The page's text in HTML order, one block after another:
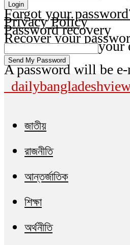
Forgot your
Privacy Policy
Password recovery
Recover your
your
A password will be
জাতীয়
রাজনীতি
আন্তর্জাতিক
শিক্ষা
অর্থনীতি